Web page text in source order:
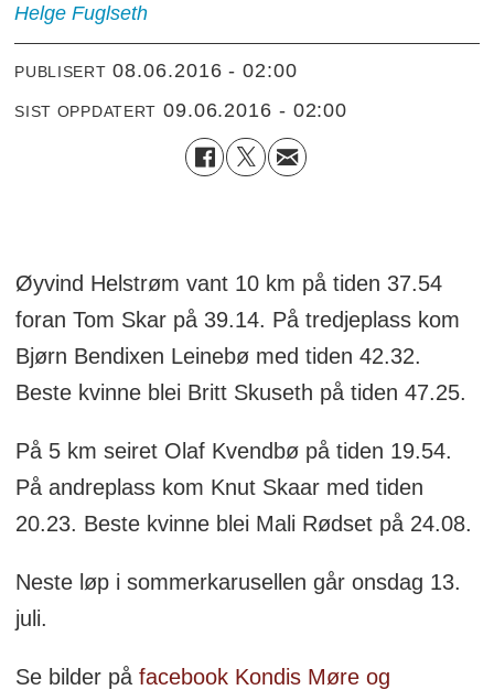
Helge Fuglseth
PUBLISERT 08.06.2016 - 02:00
SIST OPPDATERT 09.06.2016 - 02:00
Øyvind Helstrøm vant 10 km på tiden 37.54
foran Tom Skar på 39.14. På tredjeplass kom
Bjørn Bendixen Leinebø med tiden 42.32.
Beste kvinne blei Britt Skuseth på tiden 47.25.
På 5 km seiret Olaf Kvendbø på tiden 19.54.
På andreplass kom Knut Skaar med tiden
20.23. Beste kvinne blei Mali Rødset på 24.08.
Neste løp i sommerkarusellen går onsdag 13.
juli.
Se bilder på facebook Kondis Møre og